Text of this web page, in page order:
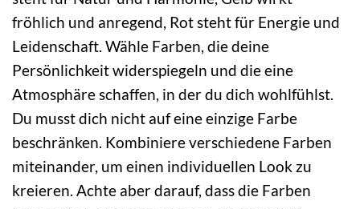
fröhlich und anregend, Rot steht für Energie und
Leidenschaft. Wähle Farben, die deine
Persönlichkeit widerspiegeln und die eine
Atmosphäre schaffen, in der du dich wohlfühlst.
Du musst dich nicht auf eine einzige Farbe
beschränken. Kombiniere verschiedene Farben
miteinander, um einen individuellen Look zu
kreieren. Achte aber darauf, dass die Farben